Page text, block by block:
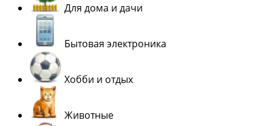
Для дома и дачи
Бытовая электроника
Хобби и отдых
Животные